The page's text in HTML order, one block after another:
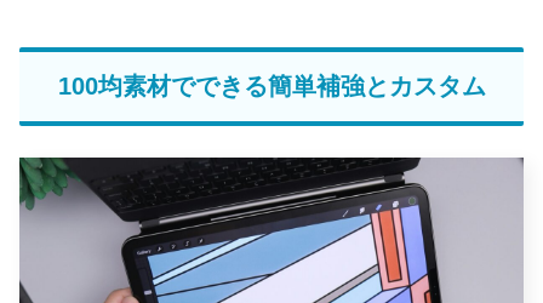
100均素材でできる簡単補強とカスタム